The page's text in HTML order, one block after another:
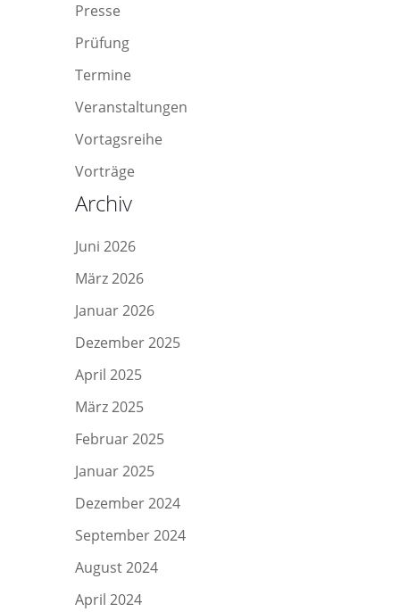
Presse
Prüfung
Termine
Veranstaltungen
Vortagsreihe
Vorträge
Archiv
Juni 2026
März 2026
Januar 2026
Dezember 2025
April 2025
März 2025
Februar 2025
Januar 2025
Dezember 2024
September 2024
August 2024
April 2024